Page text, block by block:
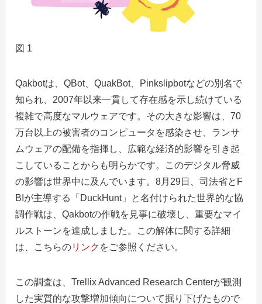
図 1
Qakbotは、QBot、QuakBot、Pinkslipbotなどの別名で
知られ、2007年以来一貫して存在感を示し続けている
複雑で高度なマルウェアです。その大きな影響は、70
万台以上の被害者のコンピュータを感染させ、ランサ
ムウェアの配備を指揮し、広範な経済的影響を引き起
こしていることからも明らかです。このデジタル脅威
の影響は世界中に及んでいます。8月29日、司法省とF
BIが主導する「DuckHunt」と名付けられた世界的な協
調作戦は、Qakbotの作戦を見事に破壊し、重要なマイ
ルストーンを達成しました。この解体に関する詳細
は、こちらのリンク をご参照ください。
この調査は、Trellix Advanced Research Centerが観測
した実質的な攻撃増加傾向について掘り下げたもので